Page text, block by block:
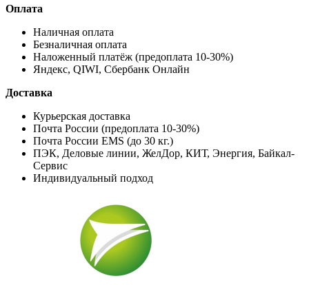
Оплата
Наличная оплата
Безналичная оплата
Наложенный платёж (предоплата 10-30%)
Яндекс, QIWI, Сбербанк Онлайн
Доставка
Курьерская доставка
Почта России (предоплата 10-30%)
Почта России EMS (до 30 кг.)
ПЭК, Деловые линии, ЖелДор, КИТ, Энергия, Байкал-
Сервис
Индивидуальный подход